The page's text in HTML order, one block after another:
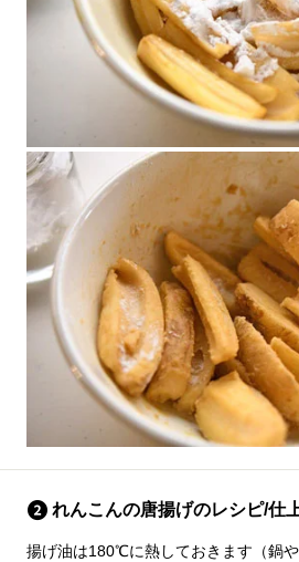
れんこんの唐揚げのレシピ/仕
揚げ油は180℃に熱しておきます（鍋